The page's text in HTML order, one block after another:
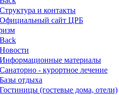
Структура и контакты
Официальный сайт ЦРБ
Back
Новости
Информационные материалы
Санаторно - курортное лечение
Базы отдыха
Гостиницы (гостевые дома, отели)